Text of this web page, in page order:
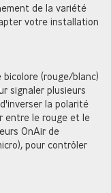
de la variété
votre installation
(rouge/blanc)
signaler plusieurs
la polarité
entre le rouge et le
OnAir de
pour contrôler